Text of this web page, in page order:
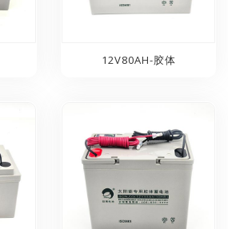
12V80AH-胶体